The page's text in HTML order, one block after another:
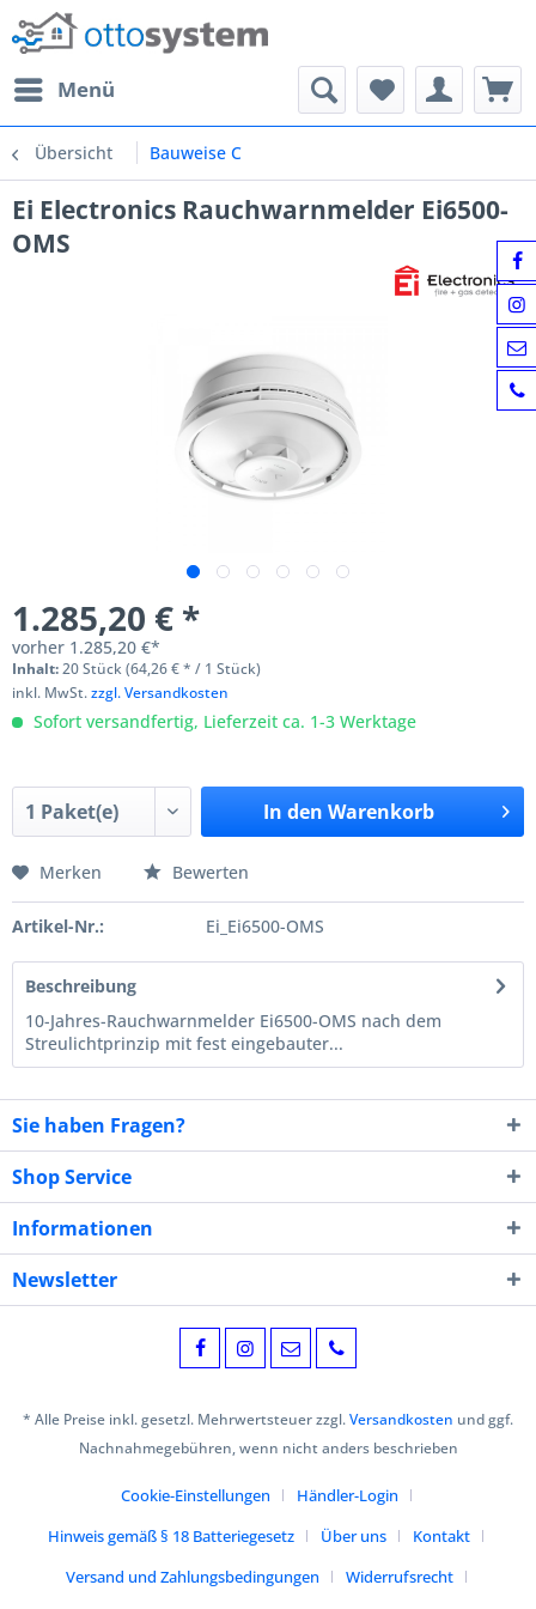
Menü
Übersicht Bauweise C
Ei Electronics Rauchwarnmelder Ei6500-
OMS
1.285,20 € *
vorher 1.285,20 €*
Inhalt:20 Stück (64,26 € * / 1 Stück)
inkl. MwSt.zzgl. Versandkosten
Sofort versandfertig, Lieferzeit ca. 1-3 Werktage
In den Warenkorb
Merken Bewerten
Artikel-Nr.: Ei_Ei6500-OMS
Beschreibung
10-Jahres-Rauchwarnmelder Ei6500-OMS nach dem
Streulichtprinzip mit fest eingebauter...
Sie haben Fragen?
Shop Service
Informationen
Newsletter
* Alle Preise inkl. gesetzl. Mehrwertsteuer zzgl.Versandkosten und ggf.
Nachnahmegebühren, wenn nicht anders beschrieben
Cookie-Einstellungen
Händler-Login
Hinweis gemäß § 18 Batteriegesetz
Über uns
Kontakt
Versand und Zahlungsbedingungen
Widerrufsrecht